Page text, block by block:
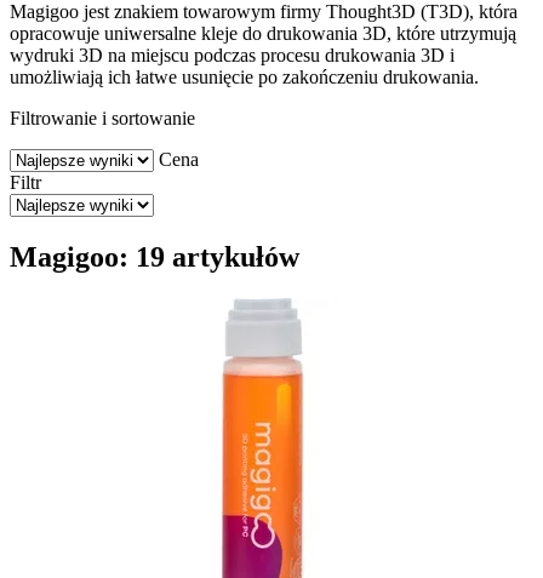
Magigoo jest znakiem towarowym firmy Thought3D (T3D), która
opracowuje uniwersalne kleje do drukowania 3D, które utrzymują
wydruki 3D na miejscu podczas procesu drukowania 3D i
umożliwiają ich łatwe usunięcie po zakończeniu drukowania.
Filtrowanie i sortowanie
Cena
Filtr
Magigoo: 19 artykułów